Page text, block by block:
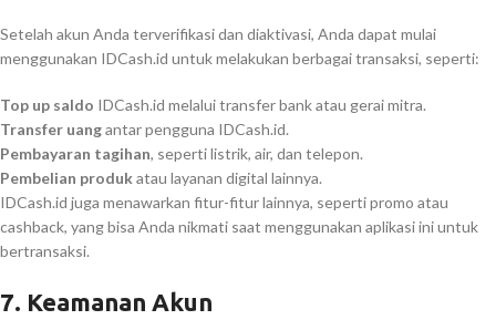
Setelah akun Anda terverifikasi dan diaktivasi, Anda dapat mulai
menggunakan IDCash.id untuk melakukan berbagai transaksi, seperti:
Top up saldo IDCash.id melalui transfer bank atau gerai mitra.
Transfer uangantar pengguna IDCash.id.
Pembayaran tagihan, seperti listrik, air, dan telepon.
Pembelian produkatau layanan digital lainnya.
IDCash.id juga menawarkan fitur-fitur lainnya, seperti promo atau
cashback, yang bisa Anda nikmati saat menggunakan aplikasi ini untuk
bertransaksi.
7. Keamanan Akun